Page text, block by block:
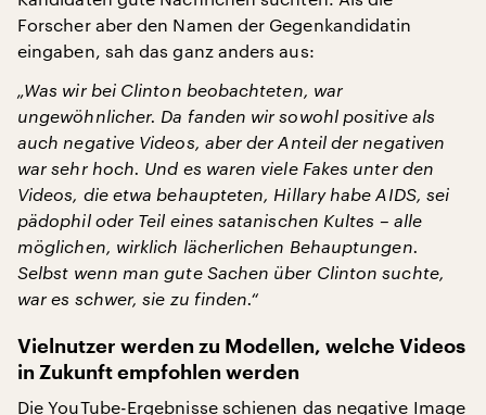
Forscher aber den Namen der Gegenkandidatin
eingaben, sah das ganz anders aus:
„Was wir bei Clinton beobachteten, war
ungewöhnlicher. Da fanden wir sowohl positive als
auch negative Videos, aber der Anteil der negativen
war sehr hoch. Und es waren viele Fakes unter den
Videos, die etwa behaupteten, Hillary habe AIDS, sei
pädophil oder Teil eines satanischen Kultes – alle
möglichen, wirklich lächerlichen Behauptungen.
Selbst wenn man gute Sachen über Clinton suchte,
war es schwer, sie zu finden.“
Vielnutzer werden zu Modellen, welche Videos
in Zukunft empfohlen werden
Die YouTube-Ergebnisse schienen das negative Image